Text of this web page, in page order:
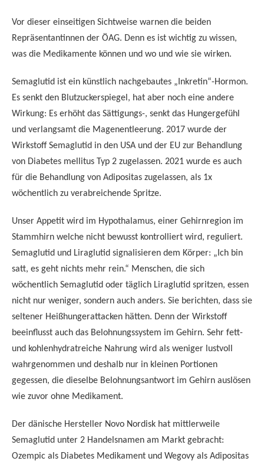
Vor dieser einseitigen Sichtweise warnen die beiden
Repräsentantinnen der ÖAG. Denn es ist wichtig zu wissen,
was die Medikamente können und wo und wie sie wirken.
Semaglutid ist ein künstlich nachgebautes „Inkretin“-Hormon.
Es senkt den Blutzuckerspiegel, hat aber noch eine andere
Wirkung: Es erhöht das Sättigungs-, senkt das Hungergefühl
und verlangsamt die Magenentleerung. 2017 wurde der
Wirkstoff Semaglutid in den USA und der EU zur Behandlung
von Diabetes mellitus Typ 2 zugelassen. 2021 wurde es auch
für die Behandlung von Adipositas zugelassen, als 1x
wöchentlich zu verabreichende Spritze.
Unser Appetit wird im Hypothalamus, einer Gehirnregion im
Stammhirn welche nicht bewusst kontrolliert wird, reguliert.
Semaglutid und Liraglutid signalisieren dem Körper: „Ich bin
satt, es geht nichts mehr rein.“ Menschen, die sich
wöchentlich Semaglutid oder täglich Liraglutid spritzen, essen
nicht nur weniger, sondern auch anders. Sie berichten, dass sie
seltener Heißhungerattacken hätten. Denn der Wirkstoff
beeinflusst auch das Belohnungssystem im Gehirn. Sehr fett-
und kohlenhydratreiche Nahrung wird als weniger lustvoll
wahrgenommen und deshalb nur in kleinen Portionen
gegessen, die dieselbe Belohnungsantwort im Gehirn auslösen
wie zuvor ohne Medikament.
Der dänische Hersteller Novo Nordisk hat mittlerweile
Semaglutid unter 2 Handelsnamen am Markt gebracht:
Ozempic als Diabetes Medikament und Wegovy als Adipositas